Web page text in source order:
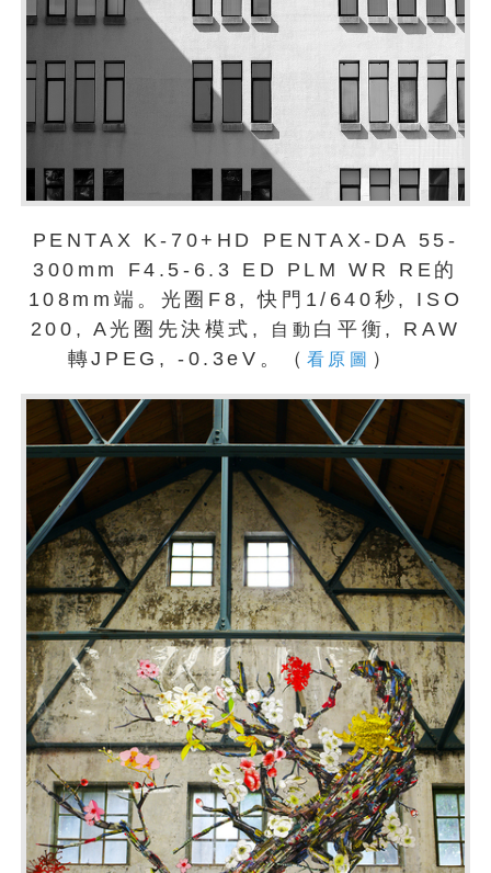
PENTAX K-70+HD PENTAX-DA 55-
300mm F4.5-6.3 ED PLM WR RE的
108mm端。光圈F8, 快門1/640秒, ISO
200, A光圈先決模式,
自動 白平衡, RAW
轉JPEG, -0.3eV。（ 看原圖 ）